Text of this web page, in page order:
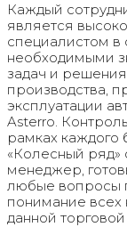
Каждый
является
специалистом
необходимыми
задач и
производства,
эксплуатации
Asterro.
рамках
«Колесный ряд»
менеджер,
любые вопросы
понимание всех
данной